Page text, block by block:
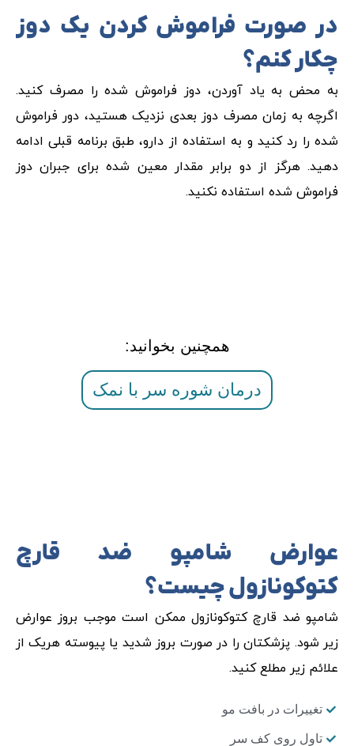
در صورت فراموش کردن یک دوز
چکار کنم؟
به محض به یاد آوردن، دوز فراموش شده را مصرف کنید.
اگرچه به زمان مصرف دوز بعدی نزدیک هستید، دور فراموش
شده را رد کنید و به استفاده از دارو، طبق برنامه قبلی ادامه
دهید. هرگز از دو برابر مقدار معین شده برای جبران دوز
فراموش شده استفاده نکنید.
همچنین بخوانید:
درمان شوره سر با نمک
عوارض شامپو ضد قارچ
کتوکونازول چیست؟
شامپو ضد قارچ کتوکونازول ممکن است موجب بروز عوارض
زیر شود. پزشکتان را در صورت بروز شدید یا پیوسته هریک از
علائم زیر مطلع کنید.
تغییرات در بافت مو
تاول روی کف سر